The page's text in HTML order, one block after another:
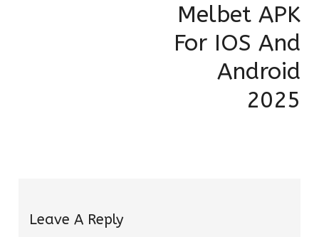
Melbet APK
For IOS And
Android
2025
Leave A Reply